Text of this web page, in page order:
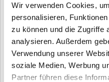
Wir verwenden Cookies,
personalisieren,
zu können und die Zugriffe
analysieren. Außerdem
Verwendung unserer
soziale Medien, Werbung
Partner führen diese
Vorteile
Kostenloser Versand ab €
Versand mit eigener